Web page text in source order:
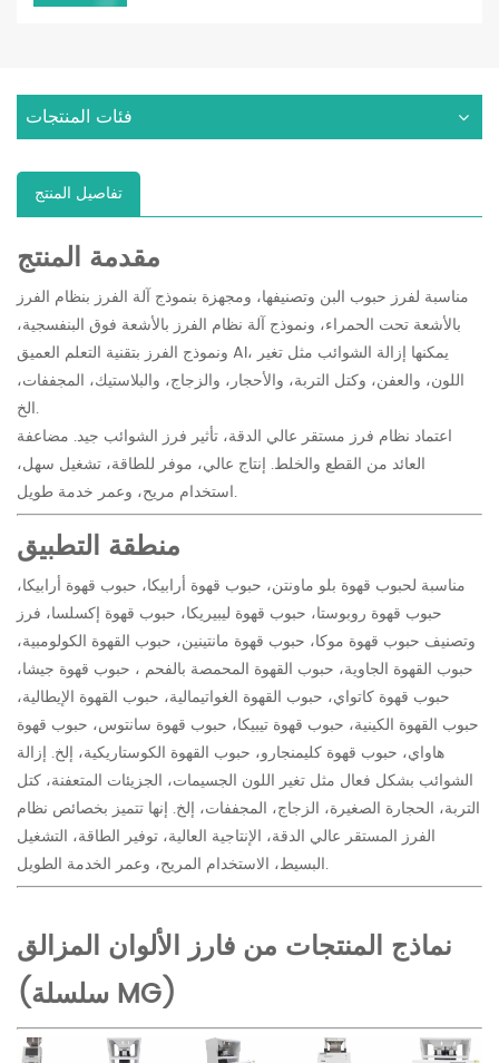
فئات المنتجات
تفاصيل المنتج
مقدمة المنتج
مناسبة لفرز حبوب البن وتصنيفها، ومجهزة بنموذج آلة الفرز بنظام الفرز
بالأشعة تحت الحمراء، ونموذج آلة نظام الفرز بالأشعة فوق البنفسجية،
ونموذج الفرز بتقنية التعلم العميق AI، يمكنها إزالة الشوائب مثل تغير
اللون، والعفن، وكتل التربة، والأحجار، والزجاج، والبلاستيك، المجففات،
الخ.
اعتماد نظام فرز مستقر عالي الدقة، تأثير فرز الشوائب جيد. مضاعفة
العائد من القطع والخلط. إنتاج عالي، موفر للطاقة، تشغيل سهل،
استخدام مريح، وعمر خدمة طويل.
منطقة التطبيق
مناسبة لحبوب قهوة بلو ماونتن، حبوب قهوة أرابيكا، حبوب قهوة أرابيكا،
حبوب قهوة روبوستا، حبوب قهوة ليبيريكا، حبوب قهوة إكسلسا، فرز
وتصنيف حبوب قهوة موكا، حبوب قهوة مانتينين، حبوب القهوة الكولومبية،
حبوب القهوة الجاوية، حبوب القهوة المحمصة بالفحم ، حبوب قهوة جيشا،
حبوب قهوة كاتواي، حبوب القهوة الغواتيمالية، حبوب القهوة الإيطالية،
حبوب القهوة الكينية، حبوب قهوة تيبيكا، حبوب قهوة سانتوس، حبوب قهوة
هاواي، حبوب قهوة كليمنجارو، حبوب القهوة الكوستاريكية، إلخ. إزالة
الشوائب بشكل فعال مثل تغير اللون الجسيمات، الجزيئات المتعفنة، كتل
التربة، الحجارة الصغيرة، الزجاج، المجففات، إلخ. إنها تتميز بخصائص نظام
الفرز المستقر عالي الدقة، الإنتاجية العالية، توفير الطاقة، التشغيل
البسيط، الاستخدام المريح، وعمر الخدمة الطويل.
نماذج المنتجات من فارز الألوان المزالق
(سلسلة MG)